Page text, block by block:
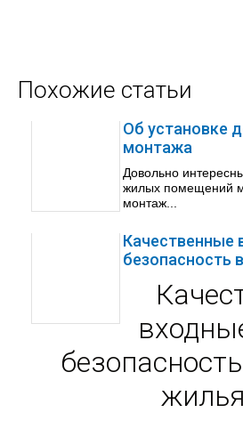
Похожие статьи
Об установке
монтажа
Довольно
жилых помещений
монтаж...
Качественные
безопасность
жилья